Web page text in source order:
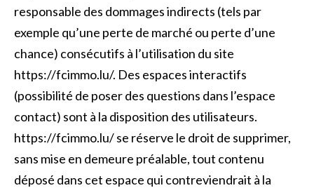
responsable des dommages indirects (tels par
exemple qu’une perte de marché ou perte d’une
chance) consécutifs à l’utilisation du site
https://fcimmo.lu/. Des espaces interactifs
(possibilité de poser des questions dans l’espace
contact) sont à la disposition des utilisateurs.
https://fcimmo.lu/ se réserve le droit de supprimer,
sans mise en demeure préalable, tout contenu
déposé dans cet espace qui contreviendrait à la